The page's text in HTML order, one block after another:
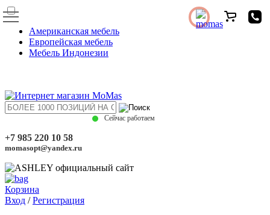
Американская мебель
Европейская мебель
Мебель Индонезии
Сейчас работаем
+7 985 220 10 58
momasopt@yandex.ru
Корзина
Вход /Регистрация